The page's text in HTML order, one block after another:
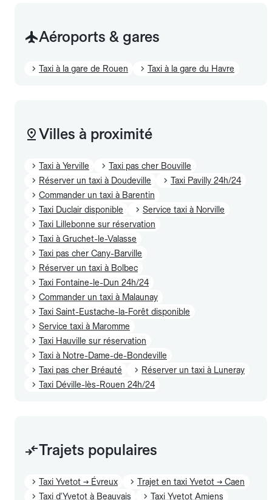
Aéroports & gares
Taxi à la gare de Rouen Taxi à la gare du Havre
Villes à proximité
Taxi à Yerville
Taxi pas cher Bouville
Réserver un taxi à Doudeville
Taxi Pavilly 24h/24
Commander un taxi à Barentin
Taxi Duclair disponible
Service taxi à Norville
Taxi Lillebonne sur réservation
Taxi à Gruchet-le-Valasse
Taxi pas cher Cany-Barville
Réserver un taxi à Bolbec
Taxi Fontaine-le-Dun 24h/24
Commander un taxi à Malaunay
Taxi Saint-Eustache-la-Forêt disponible
Service taxi à Maromme
Taxi Hauville sur réservation
Taxi à Notre-Dame-de-Bondeville
Taxi pas cher Bréauté
Réserver un taxi à Luneray
Taxi Déville-lès-Rouen 24h/24
Trajets populaires
Taxi Yvetot → Évreux
Trajet en taxi Yvetot → Caen
Taxi d'Yvetot à Beauvais
Taxi Yvetot Amiens